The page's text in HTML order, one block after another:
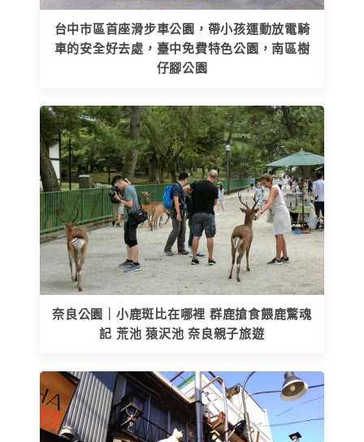
台中市區首座滑步車公園，帶小孩運動放電騎
車的安全好去處，臺中免費特色公園，南區樹
仔腳公園
奈良公園｜小鹿斑比在哪裡 群鹿搶食餵鹿驚魂
記 荒池 猿沢池 奈良親子旅遊